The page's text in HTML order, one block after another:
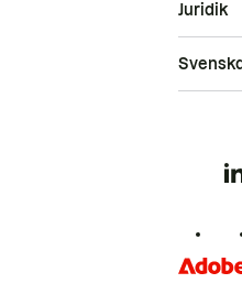
Juridik